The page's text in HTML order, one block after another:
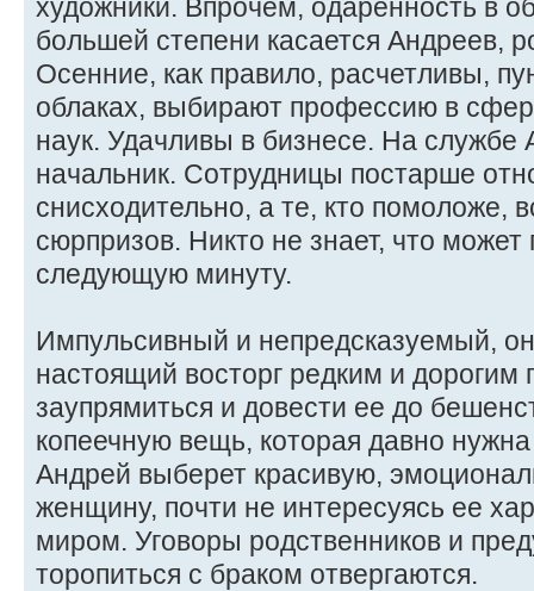
художники. Впрочем, одаренность в
большей степени касается Андреев,
Осенние, как правило, расчетливы,
облаках, выбирают профессию в
наук. Удачливы в бизнесе. На службе
начальник. Сотрудницы постарше
снисходительно, а те, кто помоложе,
сюрпризов. Никто не знает, что
следующую минуту.
Импульсивный и непредсказуемый,
настоящий восторг редким и дорогим
заупрямиться и довести ее до
копеечную вещь, которая давно
Андрей выберет красивую,
женщину, почти не интересуясь ее
миром. Уговоры родственников и
торопиться с браком отвергаются.